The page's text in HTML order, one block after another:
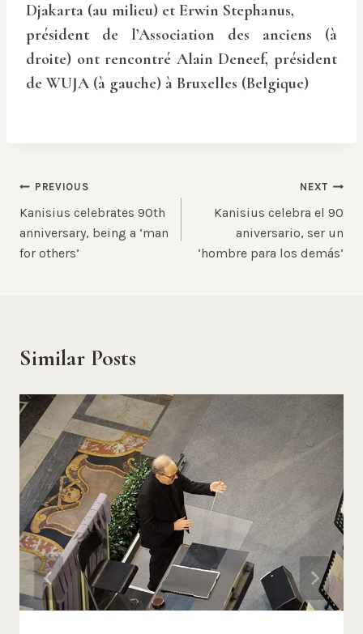
Djakarta (au milieu) et Erwin Stephanus,
président de l’Association des anciens (à
droite) ont rencontré Alain Deneef, président
de WUJA (à gauche) à Bruxelles (Belgique)
Post
navigation
PREVIOUS
Kanisius celebrates 90th
anniversary, being a ‘man
for others’
NEXT
Kanisius celebra el 90
aniversario, ser un
‘hombre para los demás’
Similar Posts